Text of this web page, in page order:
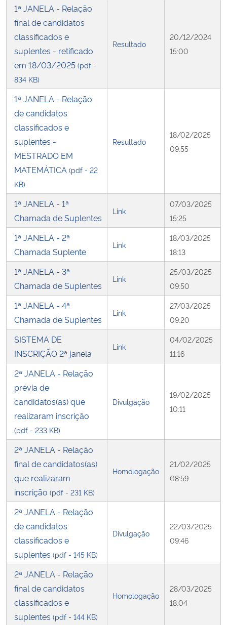
1ª JANELA - Relação
final de candidatos
classificados e
suplentes - retificado
em 18/03/2025 (pdf -
834 KB)
Resultado
20/12/2024
15:00
1ª JANELA - Relação
de candidatos
classificados e
suplentes -
MESTRADO EM
MATEMÁTICA (pdf - 22
KB)
Resultado
18/02/2025
09:55
1ª JANELA - 1ª
Chamada de Suplentes
Link
07/03/2025
15:25
1ª JANELA - 2ª
Chamada Suplente
Link
18/03/2025
18:13
1ª JANELA - 3ª
Chamada de Suplentes
Link
25/03/2025
09:50
1ª JANELA - 4ª
Chamada de Suplentes
Link
27/03/2025
09:20
SISTEMA DE
INSCRIÇÃO 2ª janela
Link
04/02/2025
11:16
2ª JANELA - Relação
prévia de
candidatos(as) que
realizaram inscrição
(pdf - 233 KB)
Divulgação
19/02/2025
10:11
2ª JANELA - Relação
final de candidatos(as)
que realizaram
inscrição (pdf - 231 KB)
Homologação
21/02/2025
08:59
2ª JANELA - Relação
de candidatos
classificados e
suplentes (pdf - 145 KB)
Divulgação
22/03/2025
09:46
2ª JANELA - Relação
final de candidatos
classificados e
suplentes (pdf - 144 KB)
Homologação
28/03/2025
18:04